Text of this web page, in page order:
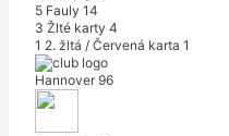
5 Fauly 14
3 Žlté karty 4
1 2. žltá / Červená karta 1
Hannover 96